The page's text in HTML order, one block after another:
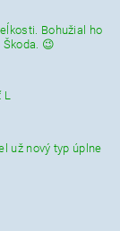
Bohužial ho
😉
už nový typ úplne